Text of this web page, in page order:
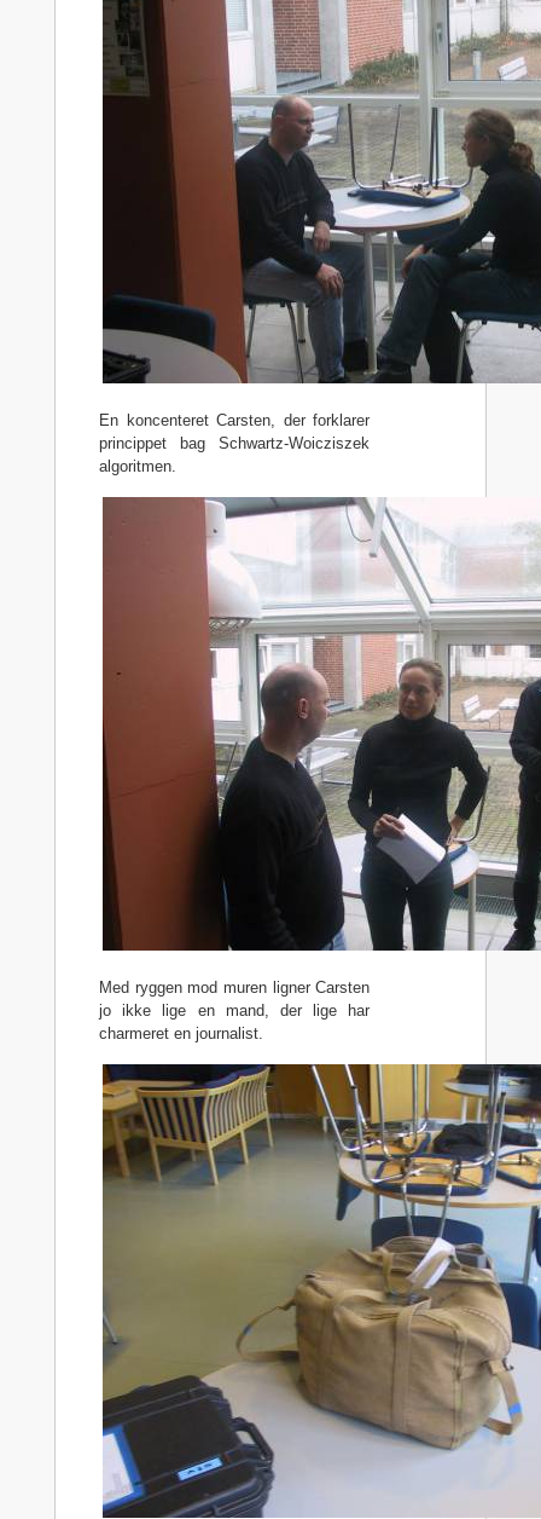
En koncenteret Carsten, der forklarer
princippet bag Schwartz-Woicziszek
algoritmen.
Med ryggen mod muren ligner Carsten
jo ikke lige en mand, der lige har
charmeret en journalist.